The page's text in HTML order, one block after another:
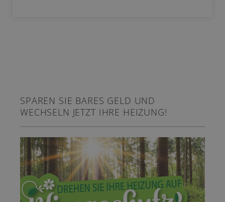
SPAREN SIE BARES GELD UND
WECHSELN JETZT IHRE HEIZUNG!